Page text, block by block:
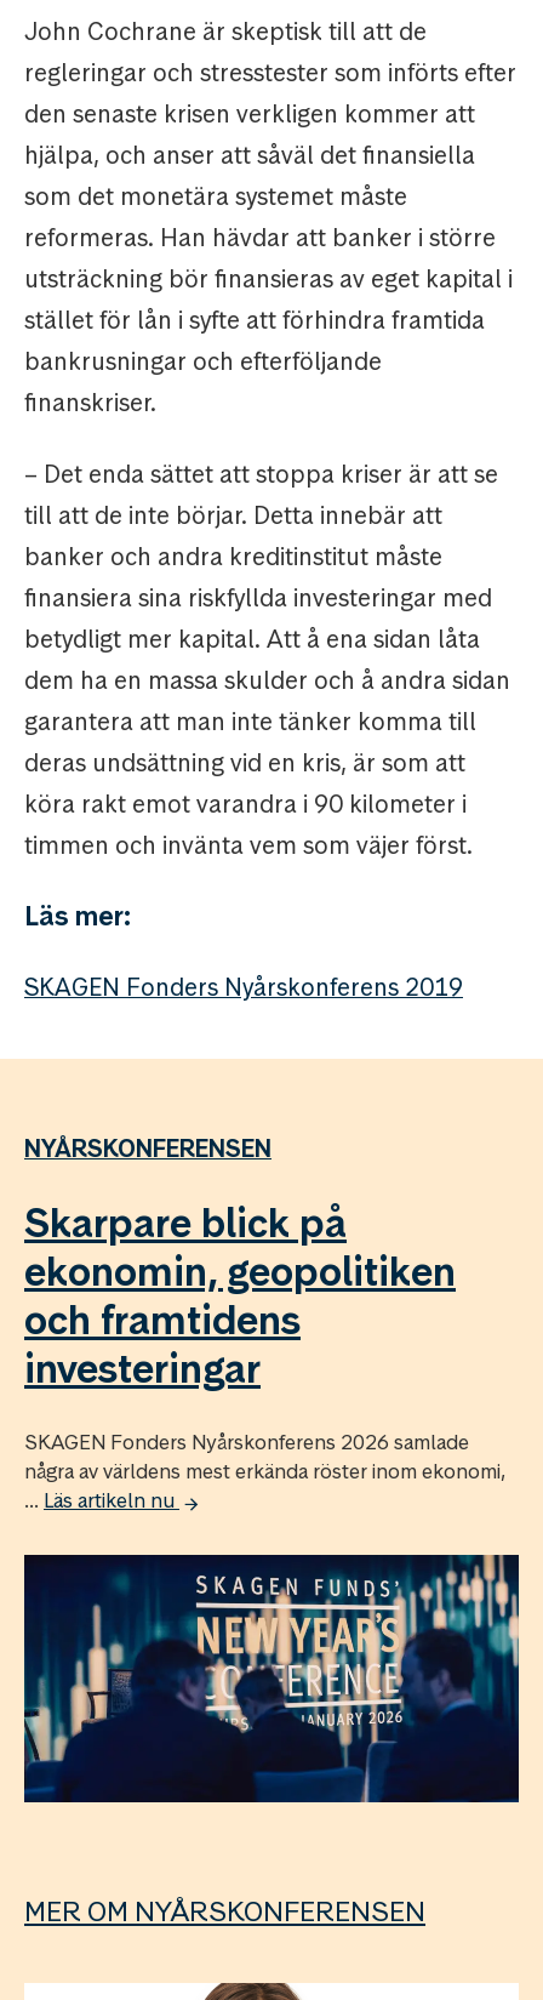
John Cochrane är skeptisk till att de
regleringar och stresstester som införts efter
den senaste krisen verkligen kommer att
hjälpa, och anser att såväl det finansiella
som det monetära systemet måste
reformeras. Han hävdar att banker i större
utsträckning bör finansieras av eget kapital i
stället för lån i syfte att förhindra framtida
bankrusningar och efterföljande
finanskriser.
– Det enda sättet att stoppa kriser är att se
till att de inte börjar. Detta innebär att
banker och andra kreditinstitut måste
finansiera sina riskfyllda investeringar med
betydligt mer kapital. Att å ena sidan låta
dem ha en massa skulder och å andra sidan
garantera att man inte tänker komma till
deras undsättning vid en kris, är som att
köra rakt emot varandra i 90 kilometer i
timmen och invänta vem som väjer först.
Läs mer:
SKAGEN Fonders Nyårskonferens 2019
NYÅRSKONFERENSEN
Skarpare blick på
ekonomin, geopolitiken
och framtidens
investeringar
SKAGEN Fonders Nyårskonferens 2026 samlade
några av världens mest erkända röster inom ekonomi,
... Läs artikeln nu
MER OM NYÅRSKONFERENSEN